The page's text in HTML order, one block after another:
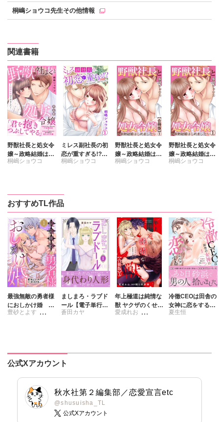
桐嶋ショウコ先生その他情報
関連書籍
野獣社長と処女令
嬢～政略結婚はじ
めました～【完全
桐嶋ショウコ
ミレス副社長の初
恋が重すぎる!?～
情熱に溶かされ
桐嶋ショウコ
野獣社長と処女令
嬢～政略結婚はじ
めました～【合冊
桐嶋ショウコ
野獣社長と処女令
嬢～政略結婚はじ
めました～
桐嶋ショウコ
おすすめTL作品
最強無敵の勇者様
におしかけ婚 義
実家に搾取されて
豊砂とよす
ましまろ・ラブド
ール【電子単行本
版】I
蒼田カヤ
年上極道は純情な
獣 ヤクザのくせに
保護者ぶるのはや
愛成れお
冷徹CEOは田舎の
女神に恋をする
1 奥まで溶かす
夏生恒
公式Xアカウント
秋水社第２編集部／恋愛宣言etc
@shusuisha_TL
公式Xアカウント